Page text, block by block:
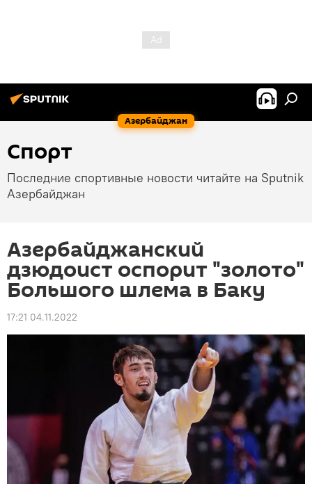
Азербайджан
Спорт
Последние спортивные новости читайте на Sputnik
Азербайджан
Азербайджанский
дзюдоист оспорит "золото"
Большого шлема в Баку
17:21 04.11.2022